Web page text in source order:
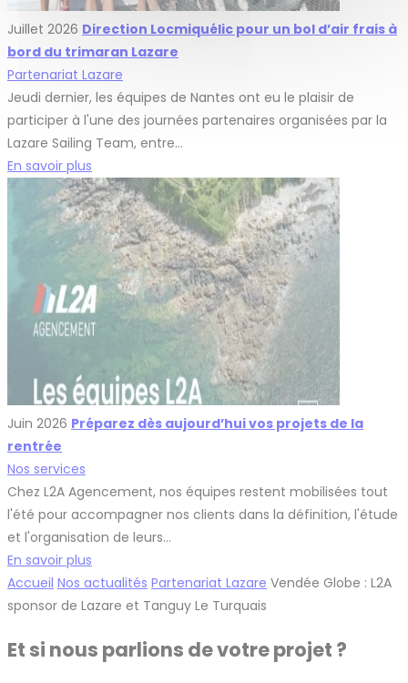
Juillet 2026 Direction Locmiquélic pour un bol d’air frais à
bord du trimaran Lazare
Partenariat Lazare
Jeudi dernier, les équipes de Nantes ont eu le plaisir de
participer à l'une des journées partenaires organisées par la
Lazare Sailing Team, entre…
En savoir plus
Juin 2026 Préparez dès aujourd’hui vos projets de la
rentrée
Nos services
Chez L2A Agencement, nos équipes restent mobilisées tout
l'été pour accompagner nos clients dans la définition, l'étude
et l'organisation de leurs…
En savoir plus
Accueil Nos actualités Partenariat Lazare Vendée Globe : L2A
sponsor de Lazare et Tanguy Le Turquais
Et si nous parlions de votre projet ?